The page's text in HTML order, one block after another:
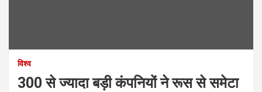
विश्व
300 से ज्यादा बड़ी कंपनियों ने रूस से समेटा